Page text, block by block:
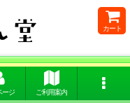
カート
ージ ご利用案内